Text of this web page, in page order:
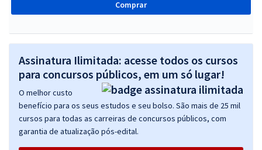
Comprar
Assinatura Ilimitada: acesse todos os cursos
para concursos públicos, em um só lugar!
O melhor custo
benefício para os seus estudos e seu bolso. São mais de 25 mil
cursos para todas as carreiras de concursos públicos, com
garantia de atualização pós-edital.